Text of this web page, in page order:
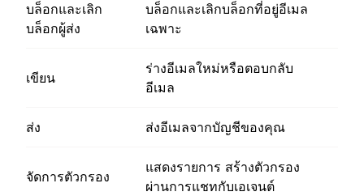
บล็อกและเลิก
บล็อกผู้ส่ง
บล็อกและเลิกบล็อกที่อยู่อีเมล
เฉพาะ
เขียน
ร่างอีเมลใหม่หรือตอบกลับ
อีเมล
ส่ง ส่งอีเมลจากบัญชีของคุณ
จัดการตัวกรอง
แสดงรายการ สร้างตัวกรอง
ผ่านการแชทกับเอเจนต์